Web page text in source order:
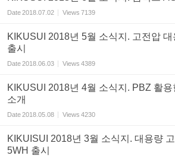
Date2018.07.02 Views 7139
KIKUSUI 2018년 5월 소식지. 고전압
출시
Date2018.06.03 Views 4389
KIKUSUI 2018년 4월 소식지. PBZ 활용
소개
Date2018.05.08 Views 4230
KIKUISUI 2018년 3월 소식지. 대용량
5WH 출시